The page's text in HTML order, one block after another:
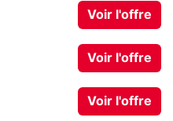
Voir l'offre
Voir l'offre
Voir l'offre